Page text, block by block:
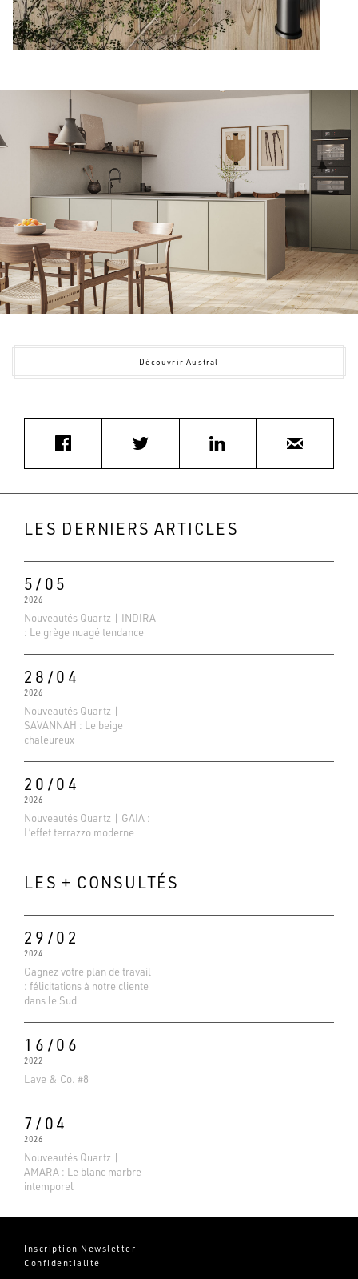
Découvrir Austral
LES DERNIERS ARTICLES
5/05
2026
Nouveautés Quartz | INDIRA
: Le grège nuagé tendance
28/04
2026
Nouveautés Quartz |
SAVANNAH : Le beige
chaleureux
20/04
2026
Nouveautés Quartz | GAIA :
L’effet terrazzo moderne
LES + CONSULTÉS
29/02
2024
Gagnez votre plan de travail
: félicitations à notre cliente
dans le Sud
16/06
2022
Lave & Co. #8
7/04
2026
Nouveautés Quartz |
AMARA : Le blanc marbre
intemporel
Inscription Newsletter
Confidentialité
Evaluations Google
4.6